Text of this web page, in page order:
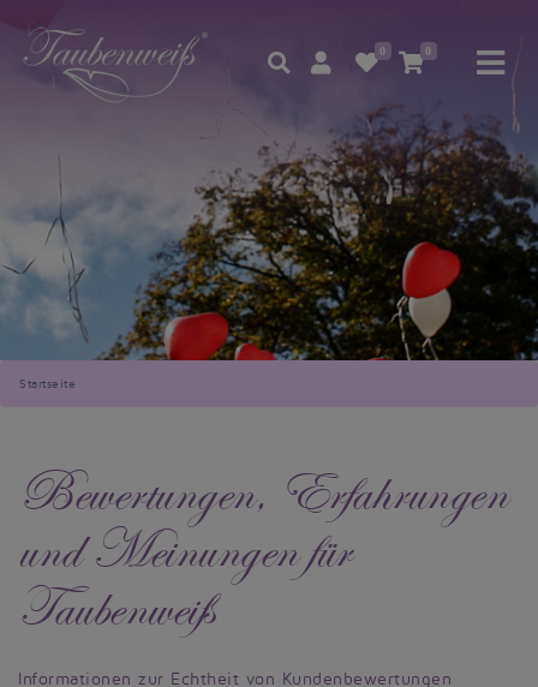
0 0
Startseite
Bewertungen, Erfahrungen
und Meinungen für
Taubenweiß
Informationen zur Echtheit von Kundenbewertungen